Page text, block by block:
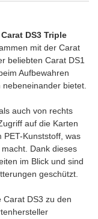
Carat DS3 Triple
mit der Carat
beliebten Carat DS1
Aufbewahren
bietet.
auch von rechts
auf die Karten
PET-Kunststoff, was
Dank dieses
im Blick und sind
geschützt.
Carat DS3 zu den